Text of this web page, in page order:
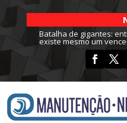
Batalha de gigantes:
existe mesmo um